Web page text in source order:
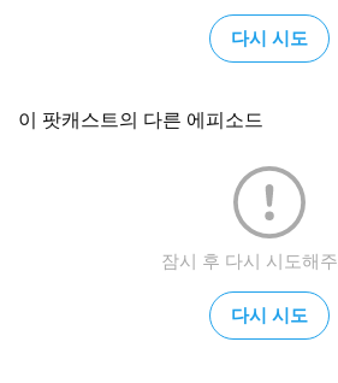
다시 시도
이 팟캐스트의 다른 에피소드
잠시 후 다시 시도해
다시 시도